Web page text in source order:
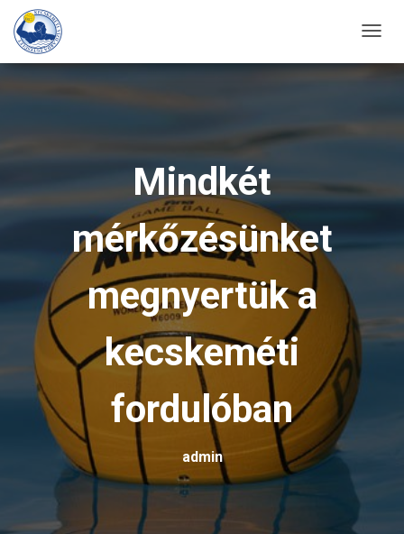
Mindkét
mérkőzésünket
megnyertük a
kecskeméti
fordulóban
admin